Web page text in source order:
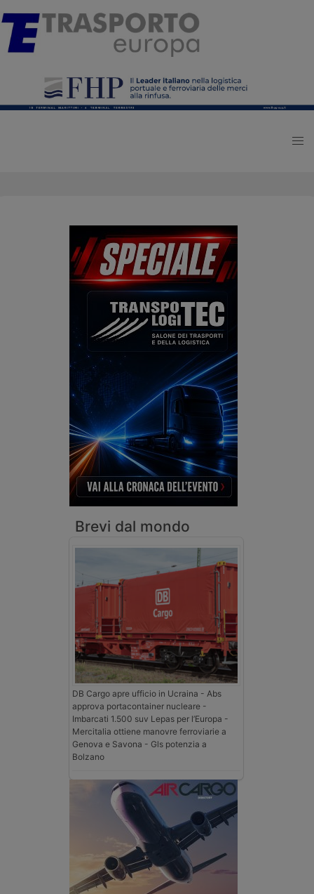
Brevi dal mondo
DB Cargo apre ufficio in Ucraina - Abs
approva portacontainer nucleare -
Imbarcati 1.500 suv Lepas per l’Europa -
Mercitalia ottiene manovre ferroviarie a
Genova e Savona - Gls potenzia a
Bolzano